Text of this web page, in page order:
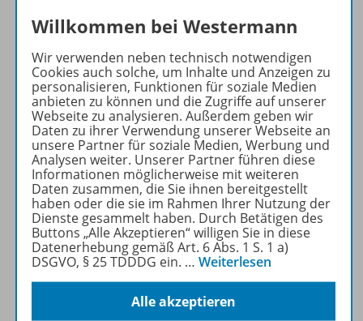
und praxiserprobten Inhalten
der EinFach Deutsch
Unterrichtsmodelle und den
Vorzügen einer
benutzerfreundlichen und
intuitiven
Softwareumgebung.
Mehr erfahren
Produktinformationen
Willkommen bei Westermann
Wir verwenden neben technisch notwendigen
Cookies auch solche, um Inhalte und Anzeigen zu
personalisieren, Funktionen für soziale Medien
anbieten zu können und die Zugriffe auf unserer
Webseite zu analysieren. Außerdem geben wir
Daten zu ihrer Verwendung unserer Webseite an
unsere Partner für soziale Medien, Werbung und
Analysen weiter. Unserer Partner führen diese
Informationen möglicherweise mit weiteren
Daten zusammen, die Sie ihnen bereitgestellt
haben oder die sie im Rahmen Ihrer Nutzung der
Dienste gesammelt haben. Durch Betätigen des
Buttons „Alle Akzeptieren“ willigen Sie in diese
Datenerhebung gemäß Art. 6 Abs. 1 S. 1 a)
DSGVO, § 25 TDDDG ein. … Weiterlesen
Alle akzeptieren